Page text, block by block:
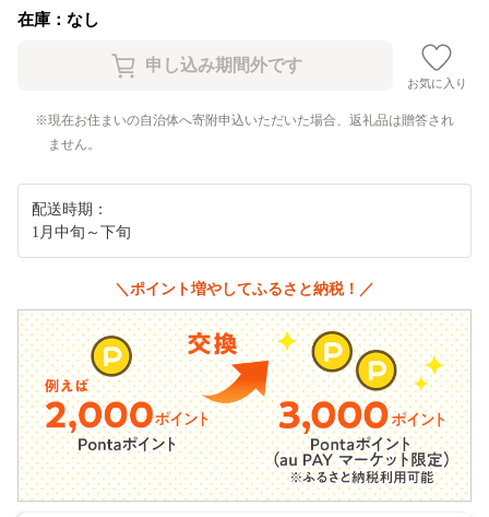
在庫：なし
お気に入り
現在お住まいの自治体へ寄附申込いただいた場合、返礼品は贈答され
ません。
配送時期：
1月中旬～下旬
＼ポイント増やしてふるさと納税！／